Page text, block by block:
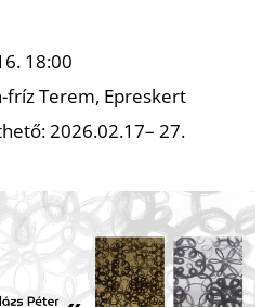
18:00
fríz Terem, Epreskert
2026.02.17– 27.